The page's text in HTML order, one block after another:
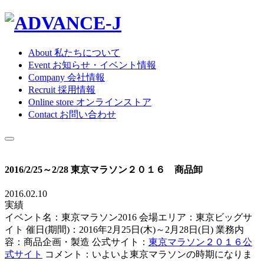
About 私たちについて
Event お知らせ・イベント情報
Company 会社情報
Recruit 採用情報
Online store オンラインストア
Contact お問い合わせ
2016/2/25～2/28 東京マラソン２０１６ 商品卸
2016.02.10
実績
イベント名：東京マラソン2016 会場エリア：東京ビッグサ
イト 催日(期間)：2016年2月25日(木)～2月28日(日) 業務内
容：商品企画・製造 公式サイト： 東京マラソン２０１６公
式サイト コメント：いよいよ東京マラソンの時期になりま